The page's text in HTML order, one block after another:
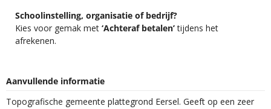
Schoolinstelling, organisatie of bedrijf?
Kies voor gemak met ‘Achteraf betalen’tijdens het
afrekenen.
Aanvullende informatie
Topografische gemeente plattegrond Eersel. Geeft op een zeer